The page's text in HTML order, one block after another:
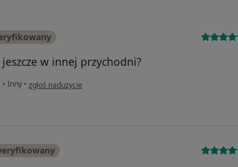
w innej przychodni?
• Inny • w opinii użytkownika Asia
zgłoś nadużycie